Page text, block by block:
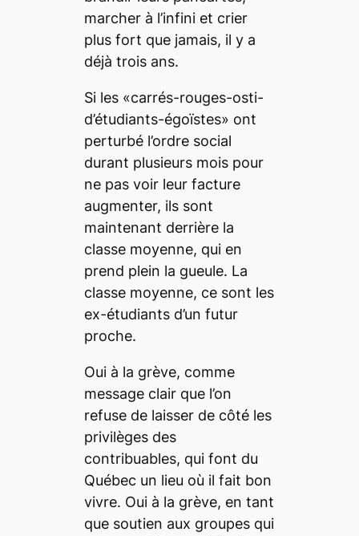
marcher à l’infini et crier
plus fort que jamais, il y a
déjà trois ans.
Si les «carrés-rouges-osti-
d’étudiants-égoïstes» ont
perturbé l’ordre social
durant plusieurs mois pour
ne pas voir leur facture
augmenter, ils sont
maintenant derrière la
classe moyenne, qui en
prend plein la gueule. La
classe moyenne, ce sont les
ex-étudiants d’un futur
proche.
Oui à la grève, comme
message clair que l’on
refuse de laisser de côté les
privilèges des
contribuables, qui font du
Québec un lieu où il fait bon
vivre. Oui à la grève, en tant
que soutien aux groupes qui